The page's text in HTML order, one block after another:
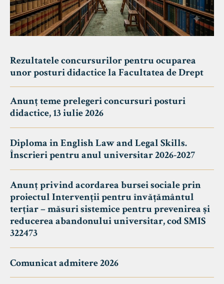
Rezultatele concursurilor pentru ocuparea
unor posturi didactice la Facultatea de Drept
Anunț teme prelegeri concursuri posturi
didactice, 13 iulie 2026
Diploma in English Law and Legal Skills.
Înscrieri pentru anul universitar 2026-2027
Anunț privind acordarea bursei sociale prin
proiectul Intervenții pentru învățământul
terțiar – măsuri sistemice pentru prevenirea și
reducerea abandonului universitar, cod SMIS
322473
Comunicat admitere 2026